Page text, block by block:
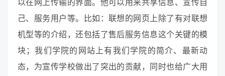
以在网上传输的界面。他可以用来共享信息、宣传自
己、服务用户等。比如：联想的网页上除了有对联想
机型等的介绍，还包括了售后服务信息这个关键的模
块；我们学院的网站上有我们学院的简介、最新动
态，为宣传学校做出了突出的贡献，同时也给广大用